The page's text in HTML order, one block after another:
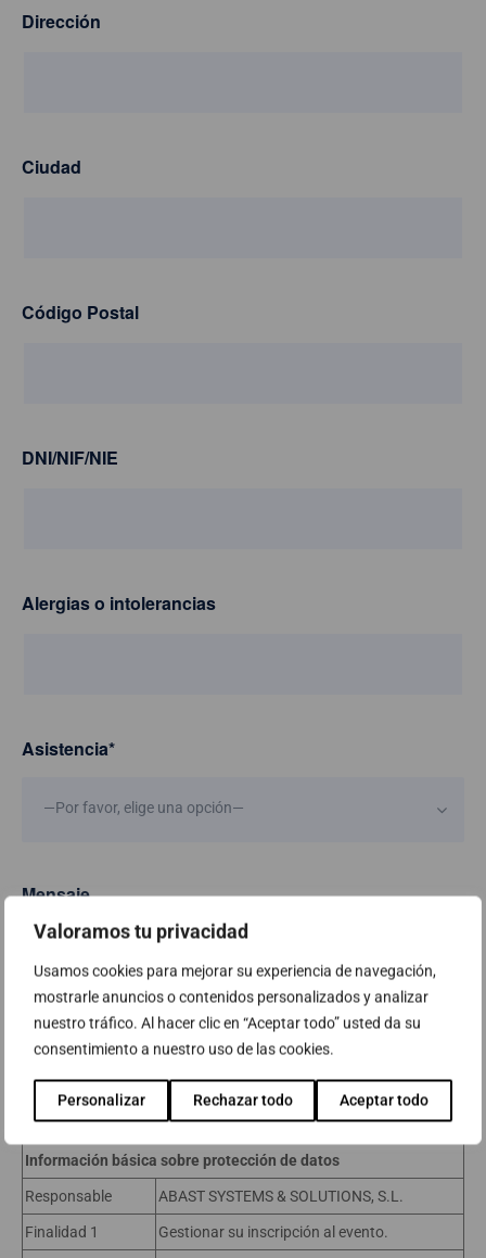
Valoramos tu privacidad
Usamos cookies para mejorar su experiencia de navegación,
mostrarle anuncios o contenidos personalizados y analizar
nuestro tráfico. Al hacer clic en “Aceptar todo” usted da su
consentimiento a nuestro uso de las cookies.
Personalizar Rechazar todo Aceptar todo
Dirección
Ciudad
Código Postal
DNI/NIF/NIE
Alergias o intolerancias
Asistencia*
—Por favor, elige una opción—
Mensaje
Información básica sobre protección de datos
Responsable ABAST SYSTEMS & SOLUTIONS, S.L.
Finalidad 1 Gestionar su inscripción al evento.